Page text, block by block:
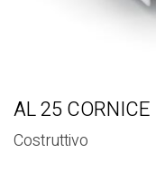
AL 25 CORNICE
Costruttivo